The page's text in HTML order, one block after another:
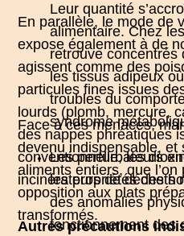
Leur quantité
alimentaire. Chez
retrouve concentrés
les tissus adipeux
troubles du
syndrome
Lesperturbateurs
les propriétés des
des anomalies
fonctionnement des
En parallèle, le mode de
expose également à de
agissent comme des
particules fines issues
lourds (plomb, mercure,
des nappes phréatiques
conventionnelle, les
incinérateurs de déchets
Face à ces menaces,
devenu indispensable, et
aliments entiers, que
opposition aux plats
transformés.
Autres précautions